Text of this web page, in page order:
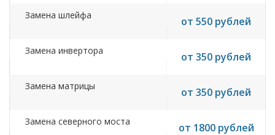
Замена шлейфа от 550 рублей
Замена инвертора от 350 рублей
Замена матрицы от 350 рублей
Замена северного моста от 1800 рублей